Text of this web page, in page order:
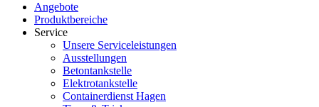
Angebote
Produktbereiche
Service
Unsere Serviceleistungen
Ausstellungen
Betontankstelle
Elektrotankstelle
Containerdienst Hagen